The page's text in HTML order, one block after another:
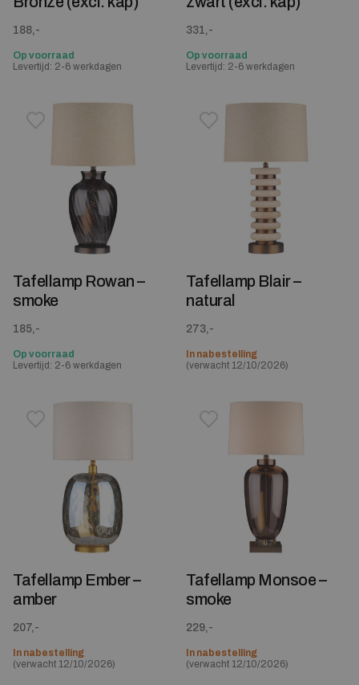
188,-
Op voorraad
Levertijd: 2-6 werkdagen
331,-
Op voorraad
Levertijd: 2-6 werkdagen
Toevoegen aan verlanglijstje
Verwijderen van verlanglijst
Tafellamp Rowan –
smoke
185,-
Op voorraad
Levertijd: 2-6 werkdagen
Toevoegen aan
Verwijderen van verlanglijst
Tafellamp Blair –
natural
273,-
In nabestelling
(verwacht 12/10/2026)
Toevoegen aan verlanglijstje
Verwijderen van verlanglijst
Tafellamp Ember –
amber
207,-
In nabestelling
(verwacht 12/10/2026)
Toevoegen aan
Verwijderen van verlanglijst
Tafellamp Monsoe –
smoke
229,-
In nabestelling
(verwacht 12/10/2026)